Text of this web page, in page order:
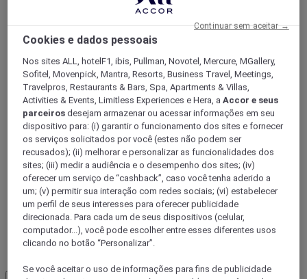
CALVADOS
ORNE
Cookies e dados pessoais
Nos sites ALL, hotelF1, ibis, Pullman, Novotel, Mercure, MGallery,
Sofitel, Movenpick, Mantra, Resorts, Business Travel, Meetings,
Travelpros, Restaurants & Bars, Spa, Apartments & Villas,
Activities & Events, Limitless Experiences e Hera, aAccor e seus
parceiros desejam armazenar ou acessar informações em seu
dispositivo para: (i) garantir o funcionamento dos sites e fornecer
os serviços solicitados por você (estes não podem ser
recusados); (ii) melhorar e personalizar as funcionalidades dos
sites; (iii) medir a audiência e o desempenho dos sites; (iv)
oferecer um serviço de “cashback”, caso você tenha aderido a
um; (v) permitir sua interação com redes sociais; (vi) estabelecer
um perfil de seus interesses para oferecer publicidade
direcionada. Para cada um de seus dispositivos (celular,
computador...), você pode escolher entre esses diferentes usos
clicando no botão “Personalizar”.
Se você aceitar o uso de informações para fins de publicidade
Continuar sem aceitar →